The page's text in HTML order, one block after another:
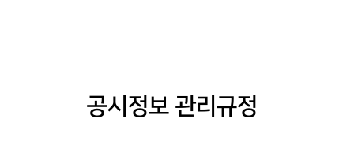
공시정보 관리규정